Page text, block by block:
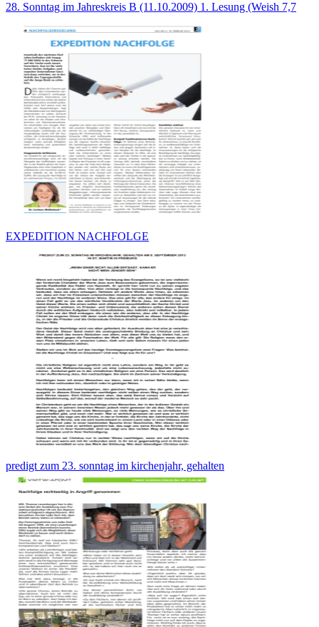
28. Sonntag im Jahreskreis B (11.10.2009) 1. Lesung (Weish 7,7
EXPEDITION NACHFOLGE
predigt zum 23. sonntag im kirchenjahr, gehalten